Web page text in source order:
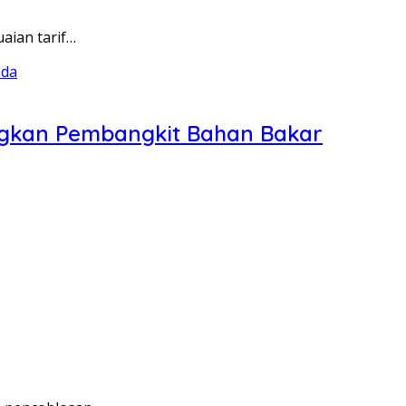
tarif…
Pembangkit Bahan Bakar